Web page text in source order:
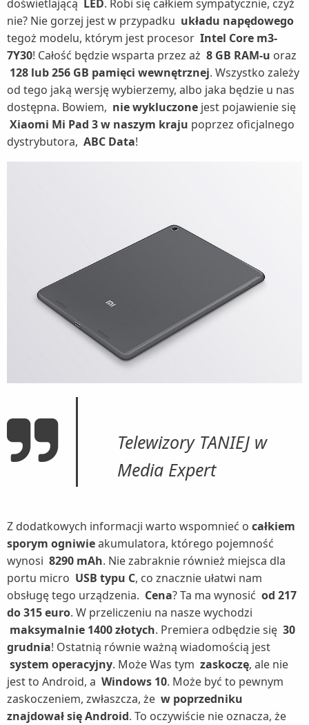
doświetlającą LED. Robi się całkiem sympatycznie, czyż
nie? Nie gorzej jest w przypadku układu napędowego
tegoż modelu, którym jest procesor Intel Core m3-
7Y30! Całość będzie wsparta przez aż 8 GB RAM-u oraz
128 lub 256 GB pamięci wewnętrznej. Wszystko zależy
od tego jaką wersję wybierzemy, albo jaka będzie u nas
dostępna. Bowiem, nie wykluczone jest pojawienie się
Xiaomi Mi Pad 3w naszym kraju poprzez oficjalnego
dystrybutora, ABC Data!
Telewizory TANIEJ w
Media Expert
Z dodatkowych informacji warto wspomnieć o całkiem
sporym ogniwieakumulatora, którego pojemność
wynosi 8290 mAh. Nie zabraknie również miejsca dla
portu micro USB typu C, co znacznie ułatwi nam
obsługę tego urządzenia. Cena? Ta ma wynosić od 217
do 315 euro. W przeliczeniu na nasze wychodzi
maksymalnie 1400 złotych. Premiera odbędzie się 30
grudnia! Ostatnią równie ważną wiadomością jest
system operacyjny. Może Was tym zaskoczę, ale nie
jest to Android, a Windows 10. Może być to pewnym
zaskoczeniem, zwłaszcza, że w poprzedniku
znajdował się Android. To oczywiście nie oznacza, że